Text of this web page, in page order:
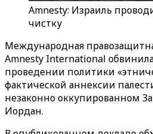
Amnesty: Израиль
чистку
Международная
Amnesty International
проведении политики
фактической аннексии
незаконно оккупированном
Иордан.